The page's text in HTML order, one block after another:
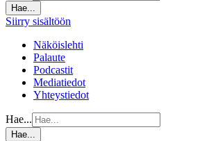
Hae...
Siirry sisältöön
Näköislehti
Palaute
Podcastit
Mediatiedot
Yhteystiedot
Hae...
Hae...